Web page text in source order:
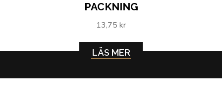
PACKNING
13,75 kr
LÄS MER